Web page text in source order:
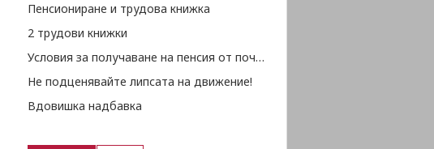
Пенсиониране и трудова книжка
2 трудови книжки
Условия за получаване на пенсия от починал съпруг
Не подценявайте липсата на движение!
Вдовишка надбавка